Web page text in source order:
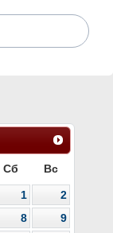
Сб Вс
1
2
8
9